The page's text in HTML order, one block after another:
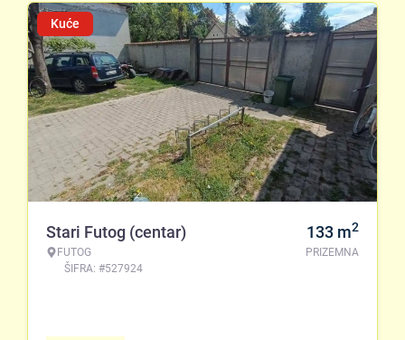
Kuće
Stari Futog (centar)
FUTOG
ŠIFRA: #527924
133 m2
PRIZEMNA